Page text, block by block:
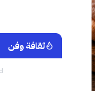
ثقافة وفن